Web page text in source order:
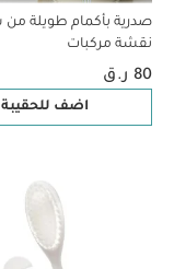
صدرية بأكمام طويلة من
نقشة مركبات
80 ر.ق
اضف للحقيبة